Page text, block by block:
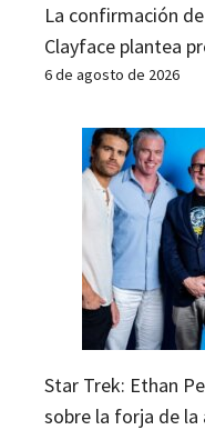
La confirmación
Clayface plantea
6 de agosto de 2026
Star Trek: Ethan
sobre la forja de